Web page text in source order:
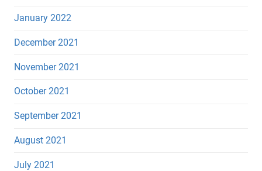
January 2022
December 2021
November 2021
October 2021
September 2021
August 2021
July 2021